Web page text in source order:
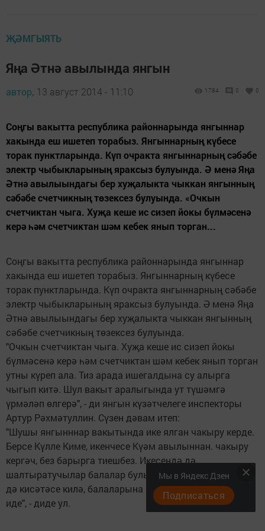
ҖӘМГЫЯТЬ
Яңа Әтнә авылында янгын
автор, 13 август 2014 - 11:10 1784 0 0
Соңгы вакытта республика районнарында янгыннар
хакында еш ишетеп торабыз. Янгыннарның күбесе
торак пунктларында. Күп очракта янгыннарның сәбәбе
электр чыбыкларының яраксыз булуында. Ә менә Яңа
Әтнә авылыындагы бер хуҗалыкта чыккан янгынның
сәбәбе счетчикның төзексез булуында. «Очкын
счетчиктан чыга. Хуҗа кеше ис сизеп йокы бүлмәсенә
керә һәм счетчиктан шәм кебек янып торган...
Соңгы вакытта республика районнарында янгыннар
хакында еш ишетеп торабыз. Янгыннарның күбесе
торак пунктларында. Күп очракта янгыннарның сәбәбе
электр чыбыкларының яраксыз булуында. Ә менә Яңа
Әтнә авылыындагы бер хуҗалыкта чыккан янгынның
сәбәбе счетчикның төзексез булуында.
"Очкын счетчиктан чыга. Хуҗа кеше ис сизеп йокы
бүлмәсенә керә һәм счетчиктан шәм кебек янып торган
утны күреп ала. Тиз арада ишегалдына су алырга
чыгып китә. Шул вакыт аралыгында ут түшәмгә
үрмәләп өлгерә", - ди янгын күзәтчелеге инспекторы
Артур Рәхмәтуллин. Сүзен дәвам итеп:
"Шушы янгынннар вакытында ике ялган чакыру керде.
Берсе Күлле Киме, икенчесе Күәм авылыннан. чакыру
кергәч, без барырга тиешбез. Икесендә дә
шалтыратучылар балалар булып чыкты. Әти-әниләрне
дә кисәтәсе килә, балаларына күз-колак булсыннар
иде", - диде ул.
Мы в Яндекс Дзен
Подписаться